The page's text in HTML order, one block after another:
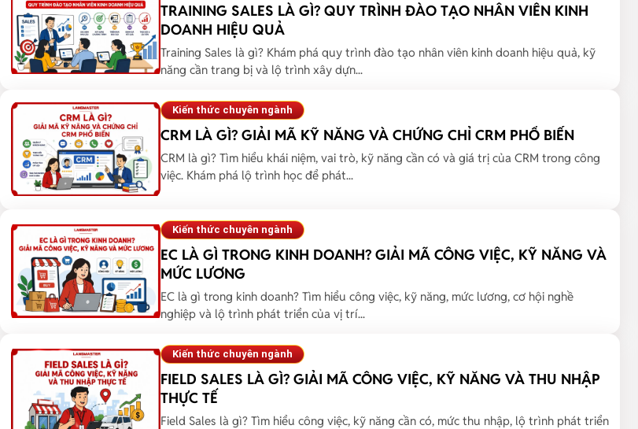
TRAINING SALES LÀ GÌ? QUY TRÌNH ĐÀO TẠO NHÂN VIÊN KINH
DOANH HIỆU QUẢ
Training Sales là gì? Khám phá quy trình đào tạo nhân viên kinh doanh hiệu quả, kỹ
năng cần trang bị và lộ trình xây dựn...
Kiến thức chuyên ngành
CRM LÀ GÌ? GIẢI MÃ KỸ NĂNG VÀ CHỨNG CHỈ CRM PHỔ BIẾN
CRM là gì? Tìm hiểu khái niệm, vai trò, kỹ năng cần có và giá trị của CRM trong công
việc. Khám phá lộ trình học để phát...
Kiến thức chuyên ngành
EC LÀ GÌ TRONG KINH DOANH? GIẢI MÃ CÔNG VIỆC, KỸ NĂNG VÀ
MỨC LƯƠNG
EC là gì trong kinh doanh? Tìm hiểu công việc, kỹ năng, mức lương, cơ hội nghề
nghiệp và lộ trình phát triển của vị trí...
Kiến thức chuyên ngành
FIELD SALES LÀ GÌ? GIẢI MÃ CÔNG VIỆC, KỸ NĂNG VÀ THU NHẬP
THỰC TẾ
Field Sales là gì? Tìm hiểu công việc, kỹ năng cần có, mức thu nhập, lộ trình phát triển